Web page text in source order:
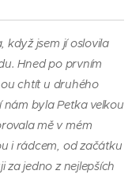
když jsem jí oslovila
Hned po prvním
chtít u druhého
byla Peťka velkou
mě v mém
i rádcem, od začátku
za jedno z nejlepších